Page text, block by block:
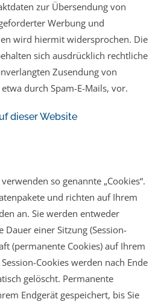
zur Übersendung von
Werbung und
wird hiermit widersprochen. Die
sich ausdrücklich rechtliche
Zusendung von
durch Spam-E-Mails, vor.
dieser Website
so genannte „Cookies“.
und richten auf Ihrem
an. Sie werden entweder
einer Sitzung (Session-
(permanente Cookies) auf Ihrem
Cookies werden nach Ende
gelöscht. Permanente
Endgerät gespeichert, bis Sie